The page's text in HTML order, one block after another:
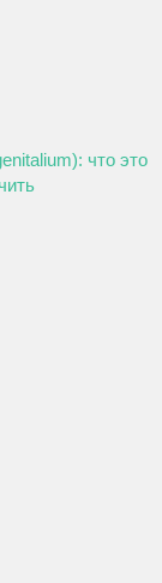
что это